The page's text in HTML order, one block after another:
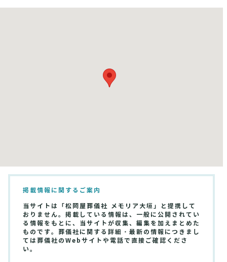
掲載情報に関するご案内
当サイトは「松岡屋葬儀社 メモリア大垣」と提携して
おりません。掲載している情報は、一般に公開されてい
る情報をもとに、当サイトが収集、編集を加えまとめた
ものです。葬儀社に関する詳細・最新の情報につきまし
ては葬儀社のWebサイトや電話で直接ご確認くださ
い。